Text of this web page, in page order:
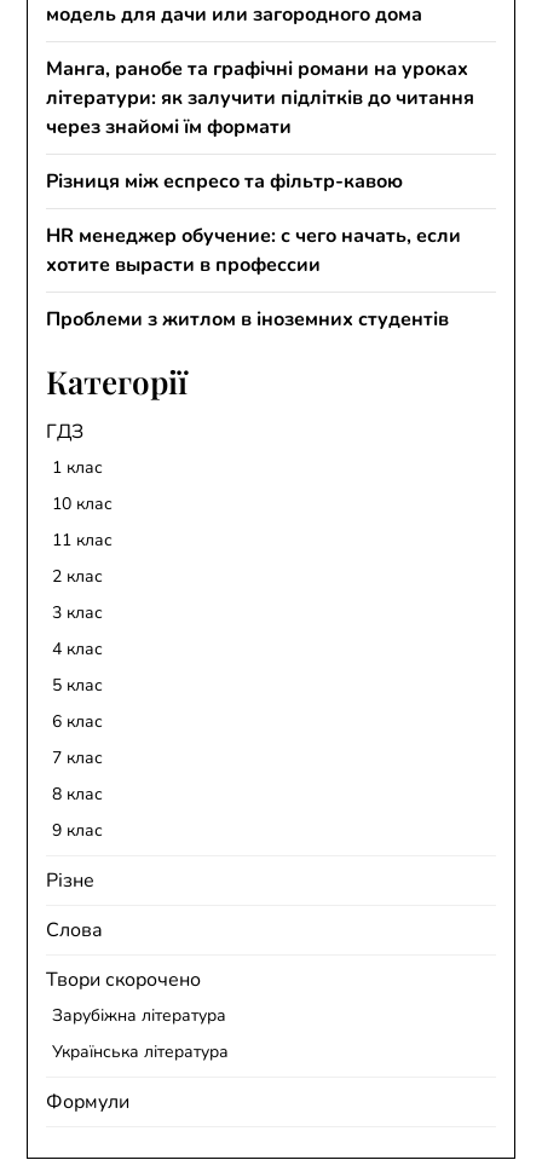
модель для дачи или загородного дома
Манга, ранобе та графічні романи на уроках
літератури: як залучити підлітків до читання
через знайомі їм формати
Різниця між еспресо та фільтр-кавою
HR менеджер обучение: с чего начать, если
хотите вырасти в профессии
Проблеми з житлом в іноземних студентів
Категорії
ГДЗ
1 клас
10 клас
11 клас
2 клас
3 клас
4 клас
5 клас
6 клас
7 клас
8 клас
9 клас
Різне
Слова
Твори скорочено
Зарубіжна література
Українська література
Формули